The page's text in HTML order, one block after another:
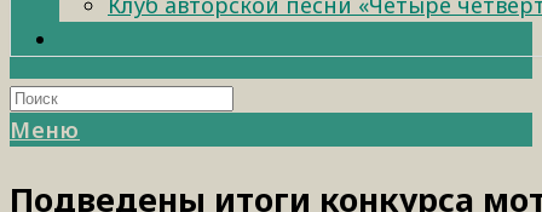
Меню
Подведены итоги конкурса